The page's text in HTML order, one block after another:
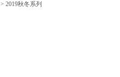
> 2019秋冬系列